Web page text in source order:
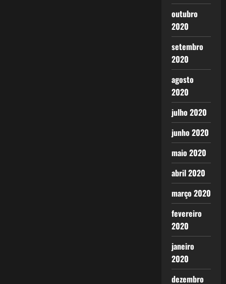
outubro
2020
setembro
2020
agosto
2020
julho 2020
junho 2020
maio 2020
abril 2020
março 2020
fevereiro
2020
janeiro
2020
dezembro